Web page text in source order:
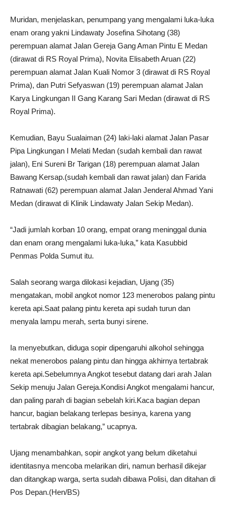
Muridan, menjelaskan, penumpang yang mengalami luka-luka
enam orang yakni Lindawaty Josefina Sihotang (38)
perempuan alamat Jalan Gereja Gang Aman Pintu E Medan
(dirawat di RS Royal Prima), Novita Elisabeth Aruan (22)
perempuan alamat Jalan Kuali Nomor 3 (dirawat di RS Royal
Prima), dan Putri Sefyaswan (19) perempuan alamat Jalan
Karya Lingkungan II Gang Karang Sari Medan (dirawat di RS
Royal Prima).
Kemudian, Bayu Sualaiman (24) laki-laki alamat Jalan Pasar
Pipa Lingkungan I Melati Medan (sudah kembali dan rawat
jalan), Eni Sureni Br Tarigan (18) perempuan alamat Jalan
Bawang Kersap.(sudah kembali dan rawat jalan) dan Farida
Ratnawati (62) perempuan alamat Jalan Jenderal Ahmad Yani
Medan (dirawat di Klinik Lindawaty Jalan Sekip Medan).
“Jadi jumlah korban 10 orang, empat orang meninggal dunia
dan enam orang mengalami luka-luka,” kata Kasubbid
Penmas Polda Sumut itu.
Salah seorang warga dilokasi kejadian, Ujang (35)
mengatakan, mobil angkot nomor 123 menerobos palang pintu
kereta api.Saat palang pintu kereta api sudah turun dan
menyala lampu merah, serta bunyi sirene.
Ia menyebutkan, diduga sopir dipengaruhi alkohol sehingga
nekat menerobos palang pintu dan hingga akhirnya tertabrak
kereta api.Sebelumnya Angkot tesebut datang dari arah Jalan
Sekip menuju Jalan Gereja.Kondisi Angkot mengalami hancur,
dan paling parah di bagian sebelah kiri.Kaca bagian depan
hancur, bagian belakang terlepas besinya, karena yang
tertabrak dibagian belakang,” ucapnya.
Ujang menambahkan, sopir angkot yang belum diketahui
identitasnya mencoba melarikan diri, namun berhasil dikejar
dan ditangkap warga, serta sudah dibawa Polisi, dan ditahan di
Pos Depan.(Hen/BS)